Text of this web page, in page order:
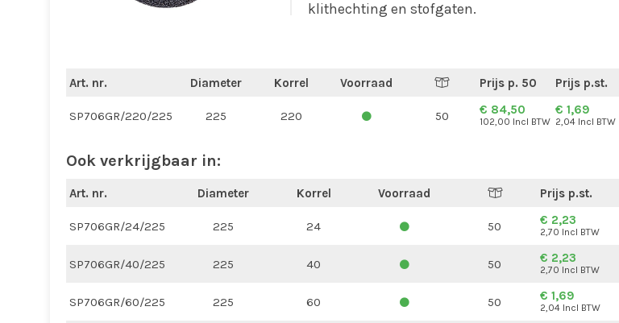
klithechting en stofgaten.
Art. nr. Diameter Korrel Voorraad Prijs p. 50 Prijs p.st.
SP706GR/220/225 225 220 50 € 84,50
102,00 Incl BTW
€ 1,69
2,04 Incl BTW
Ook verkrijgbaar in:
Art. nr. Diameter Korrel Voorraad Prijs p.st.
SP706GR/24/225 225 24 50 € 2,23
2,70 Incl BTW
SP706GR/40/225 225 40 50 € 2,23
2,70 Incl BTW
SP706GR/60/225 225 60 50 € 1,69
2,04 Incl BTW